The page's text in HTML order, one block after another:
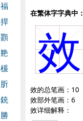
福
捍
顟
艵
楥
肵
銃
勝
在繁体字字典中：
效
效的总笔画：10
效部外笔画：6
效详细解释：